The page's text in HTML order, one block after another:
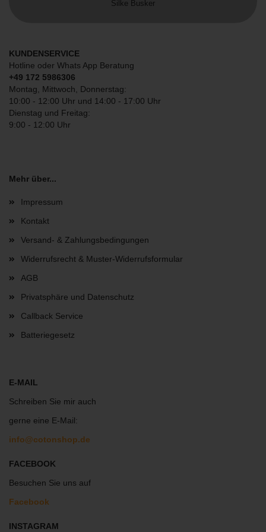
Silke Busker
KUNDENSERVICE
Hotline oder Whats App Beratung
+49 172 5986306
Montag, Mittwoch, Donnerstag:
10:00 - 12:00 Uhr und 14:00 - 17:00 Uhr
Dienstag und Freitag:
9:00 - 12:00 Uhr
Mehr über...
Impressum
Kontakt
Versand- & Zahlungsbedingungen
Widerrufsrecht & Muster-Widerrufsformular
AGB
Privatsphäre und Datenschutz
Callback Service
Batteriegesetz
E-MAIL
Schreiben Sie mir auch
gerne eine E-Mail:
info@cotonshop.de
FACEBOOK
Besuchen Sie uns auf
Facebook
INSTAGRAM